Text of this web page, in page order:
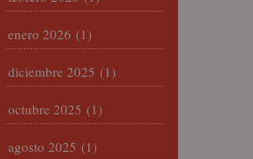
enero 2026 (1)
diciembre 2025 (1)
octubre 2025 (1)
agosto 2025 (1)